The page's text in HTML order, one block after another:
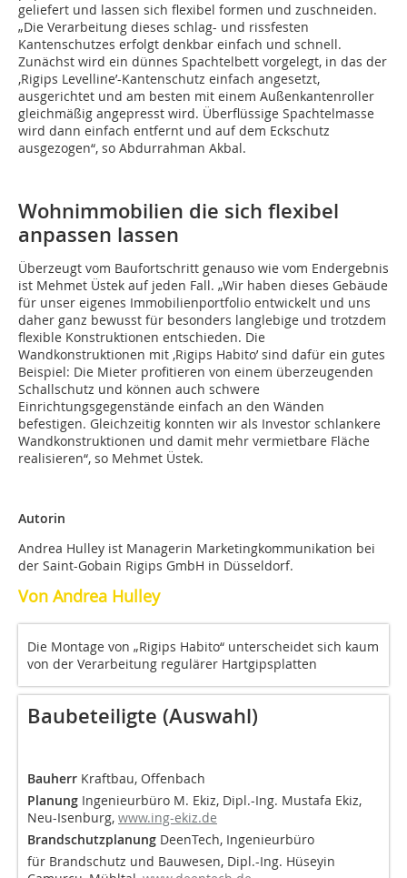
geliefert und lassen sich flexibel formen und zuschneiden.
„Die Verarbeitung dieses schlag- und rissfesten
Kantenschutzes erfolgt denkbar einfach und schnell.
Zunächst wird ein dünnes Spachtelbett vorgelegt, in das der
,Rigips Levelline’-Kantenschutz einfach angesetzt,
ausgerichtet und am besten mit einem Außenkantenroller
gleichmäßig angepresst wird. Überflüssige Spachtelmasse
wird dann einfach entfernt und auf dem Eckschutz
ausgezogen“, so Abdurrahman Akbal.
Wohnimmobilien die sich flexibel
anpassen lassen
Überzeugt vom Baufortschritt genauso wie vom Endergebnis
ist Mehmet Üstek auf jeden Fall. „Wir haben dieses Gebäude
für unser eigenes Immobilienportfolio entwickelt und uns
daher ganz bewusst für besonders langlebige und trotzdem
flexible Konstruktionen entschieden. Die
Wandkonstruktionen mit ,Rigips Habito’ sind dafür ein gutes
Beispiel: Die Mieter profitieren von einem überzeugenden
Schallschutz und können auch schwere
Einrichtungsgegenstände einfach an den Wänden
befestigen. Gleichzeitig konnten wir als Investor schlankere
Wandkonstruktionen und damit mehr vermietbare Fläche
realisieren“, so Mehmet Üstek.
Autorin
Andrea Hulley ist Managerin Marketingkommunikation bei
der Saint-Gobain Rigips GmbH in Düsseldorf.
Von Andrea Hulley
Die Montage von „Rigips Habito“ unterscheidet sich kaum
von der Verarbeitung regulärer Hartgipsplatten
Baubeteiligte (Auswahl)
Bauherr Kraftbau, Offenbach
Planung Ingenieurbüro M. Ekiz, Dipl.-Ing. Mustafa Ekiz,
Neu-Isenburg, www.ing-ekiz.de
Brandschutzplanung DeenTech, Ingenieurbüro
für Brandschutz und Bauwesen, Dipl.-Ing. Hüseyin